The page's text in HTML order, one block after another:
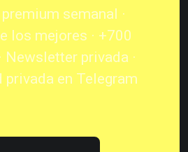
semanal ·
los mejores · +700
Newsletter privada ·
privada en Telegram